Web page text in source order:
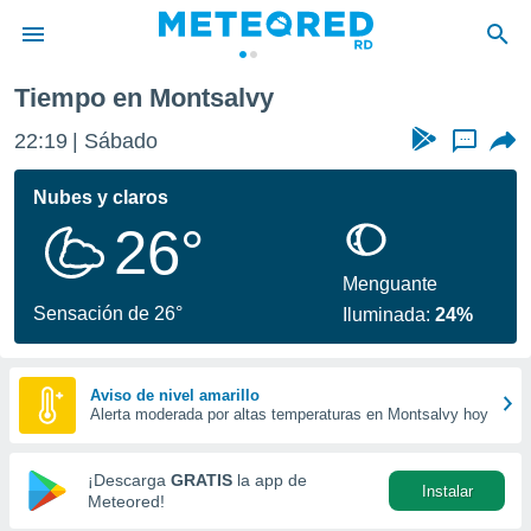
de
ha sido
calidad.
a este
las
y
forma
digital
basada
Tiempo en Montsalvy
22:19 Sábado ...
Nubes y claros
26°
Sensación de 26°
Menguante
Iluminada:24%
Aviso de nivel amarillo
Alerta moderada por altas temperaturas en Montsalvy hoy
¡Descarga GRATIS la app de
Meteored!
Instalar